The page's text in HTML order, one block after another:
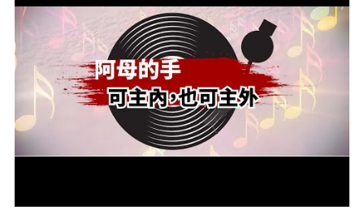
裡很喜歡，女生也不能表現出來」的迷思，接著就是大家
都聽過的：「女生說不要就是要」這種玩笑話了！所以，
婦女團體多年來持續呼籲「No means No」、「only YES
means YES」，破除迷思，才能減少性侵害的發生。|女性
自主，就從勇敢說出自己的愛與不愛做起！|